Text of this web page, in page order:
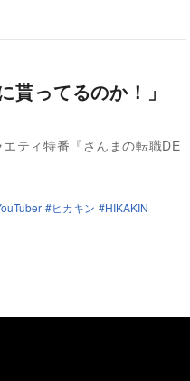
貰ってるのか！」
ティ特番『さんまの転職DE
ヒカキン
HIKAKIN